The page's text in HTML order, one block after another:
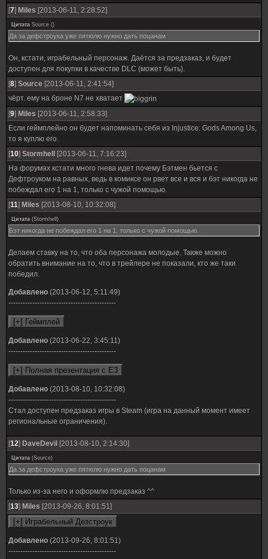
[7] Miles [2013-06-11, 2:28:52]
Цитата Source ()
Да за дефстроука уже пятюлю нужно дать поцанам
Он, кстати, играбельный персонаж. Даётся за предзаказ, и будет
доступен для покупки в качестве DLC (может быть).
[8] Source [2013-06-11, 2:41:54]
чёрт. ему на броне N7 не хватает
[9] Miles [2013-06-11, 2:58:33]
Если геймплейно он будет напоминать себя из Injustice: Gods Among Us,
то я куплю его.
[10] Stormhell
[2013-06-11, 7:16:23]
На форумах кстати много гнева идет почему Бэтмен бьется с
Дефтроуком на равных, ведь в комиксе он рвет все и вся и бэт никогда не
побеждал его 1 на 1, только с чужой помощью.
[11] Miles [2013-08-10, 10:32:08]
Цитата (Stormhell )
Бэт никогда не побеждал его 1 на 1, только с чужой помощью.
Делаем ставку на то, что оба персонажа молодые. Также можно
обратить внимание на то, что в трейлере не показали, кто же таки
победил.
Добавлено (2013-06-12, 5:11:49)
---------------------------------------------
Добавлено (2013-06-22, 3:45:11)
---------------------------------------------
Добавлено (2013-08-10, 10:32:08)
---------------------------------------------
Стал доступен предзаказ игры в Steam (игра на данный момент имеет
региональные ограничения).
[12] DaveDevil [2013-08-10, 2:14:30]
Цитата (Source)
Да за дефстроука уже пятюлю нужно дать поцанам
Только из-за него и оформлю предзаказ ^^
[13] Miles [2013-09-26, 8:01:51]
Добавлено (2013-09-26, 8:01:51)
---------------------------------------------